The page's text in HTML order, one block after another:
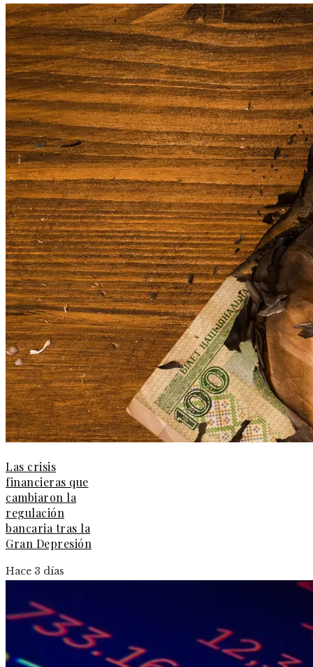
Las crisis
financieras que
cambiaron la
regulación
bancaria tras la
Gran Depresión
Hace 3 días